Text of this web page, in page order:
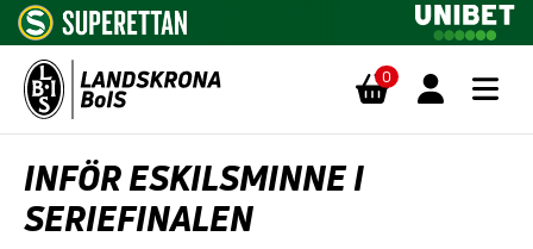
0
INFÖR ESKILSMINNE I
SERIEFINALEN